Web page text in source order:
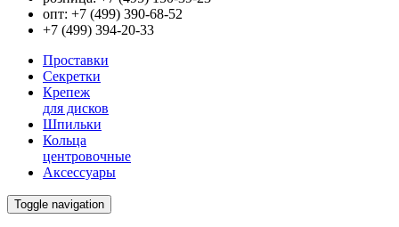
опт: +7 (499) 390-68-52
+7 (499) 394-20-33
Проставки
Секретки
Крепеж
для дисков
Шпильки
Кольца
центровочные
Аксессуары
Toggle navigation